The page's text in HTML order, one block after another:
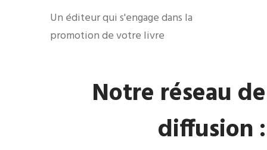
Un éditeur qui s'engage dans la
promotion de votre livre
Notre réseau de
diffusion :